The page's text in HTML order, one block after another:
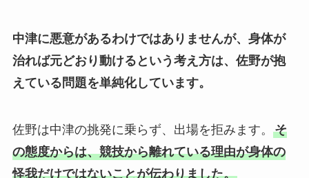
中津に悪意があるわけではありませんが、身体が
治れば元どおり動けるという考え方は、佐野が抱
えている問題を単純化しています。
佐野は中津の挑発に乗らず、出場を拒みます。 そ
の態度からは、競技から離れている理由が身体の
怪我だけではないことが伝わりました。